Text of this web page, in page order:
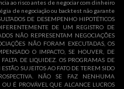
ao risco antes de negociar com dinheiro
de negociação ou backtest não garante
DE DESEMPENHO HIPOTÉTICOS
DE UM REGISTRO DE
NÃO REPRESENTAM NEGOCIAÇÕES
NÃO FORAM EXECUTADAS, OS
O IMPACTO, SE HOUVER, DE
DE LIQUIDEZ. OS PROGRAMAS DE
SUJEITOS AO FATO DE TEREM SIDO
NÃO SE FAZ NENHUMA
É PROVÁVEL QUE ALCANCE LUCROS